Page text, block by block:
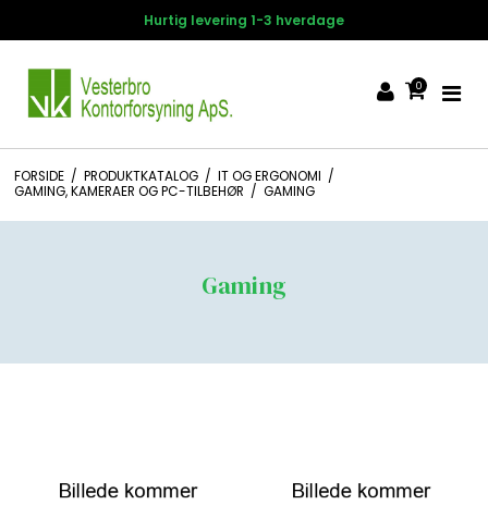
Hurtig levering 1-3 hverdage
0
FORSIDE / PRODUKTKATALOG / IT OG ERGONOMI /
GAMING, KAMERAER OG PC-TILBEHØR / GAMING
Gaming